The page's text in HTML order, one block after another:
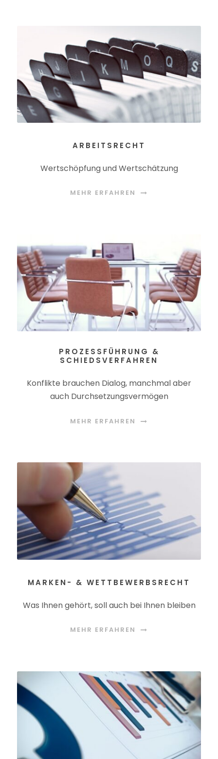
ARBEITSRECHT
Wertschöpfung und Wertschätzung
MEHR ERFAHREN
PROZESSFÜHRUNG &
SCHIEDSVERFAHREN
Konflikte brauchen Dialog, manchmal aber
auch Durchsetzungsvermögen
MEHR ERFAHREN
MARKEN- & WETTBEWERBSRECHT
Was Ihnen gehört, soll auch bei Ihnen bleiben
MEHR ERFAHREN